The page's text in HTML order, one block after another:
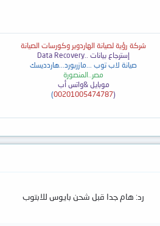
شركة رؤية لصيانة الهاردوير وكورسات الصيانة
إسترجاع بيانات ..Data Recovery
صيانة لاب توب ...مازربورد...هاردديسك
مصر..المنصورة
موبايل &واتس أب
(
00201005474787
)
رد: هام جدا قبل شحن بايوس للابتوب